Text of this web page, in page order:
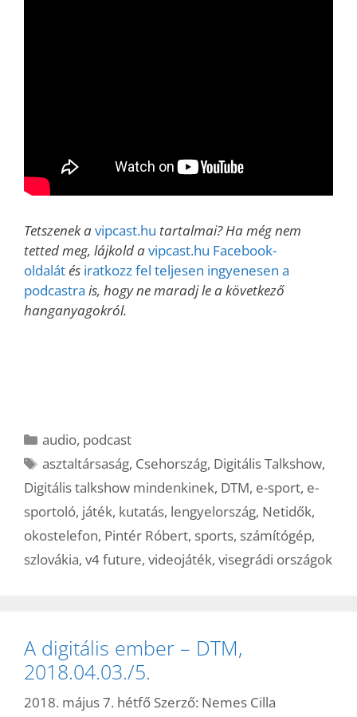
Tetszenek avipcast.hu tartalmai? Ha még nem
tetted meg, lájkold avipcast.hu Facebook-
oldalátés iratkozz fel teljesen ingyenesen a
podcastra is, hogy ne maradj le a következő
hanganyagokról.
Kategória
audio, podcast
Címkék
asztaltársaság, Csehország, Digitális Talkshow,
Digitális talkshow mindenkinek, DTM, e-sport, e-
sportoló, játék, kutatás, lengyelország, Netidők,
okostelefon, Pintér Róbert, sports, számítógép,
szlovákia, v4 future, videojáték, visegrádi országok
A digitális ember – DTM,
2018.04.03./5.
2018. május 7. hétfő Szerző: Nemes Cilla